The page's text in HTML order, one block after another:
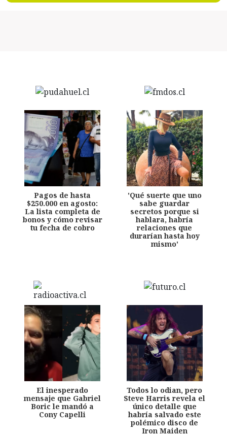
Pagos de hasta
$250.000 en agosto:
La lista completa de
bonos y cómo revisar
tu fecha de cobro
'Qué suerte que uno
sabe guardar
secretos porque si
hablara, habría
relaciones que
durarían hasta hoy
mismo'
El inesperado
mensaje que Gabriel
Boric le mandó a
Cony Capelli
Todos lo odian, pero
Steve Harris revela el
único detalle que
habría salvado este
polémico disco de
Iron Maiden